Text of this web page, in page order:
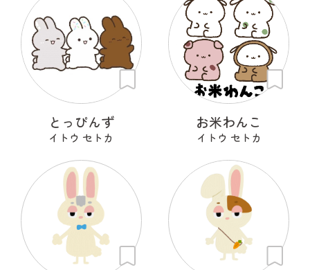
とっぴんず
イトウ セトカ
お米わんこ
イトウ セトカ